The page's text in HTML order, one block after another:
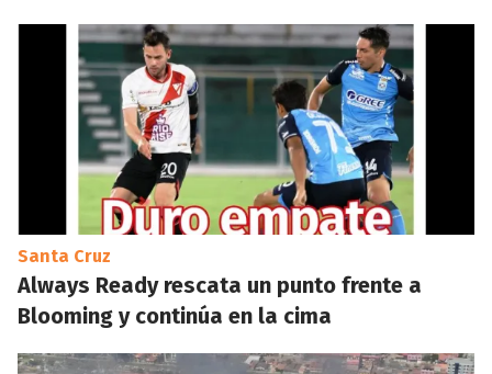
Santa Cruz
Always Ready rescata un punto frente a
Blooming y continúa en la cima